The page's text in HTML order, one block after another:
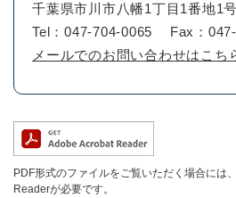
千葉県市川市八幡1丁目1番地1号
Tel：047-704-0065
Fax：
メールでのお問い合わせはこち
PDF形式のファイルをご覧いただく場合には
Readerが必要です。